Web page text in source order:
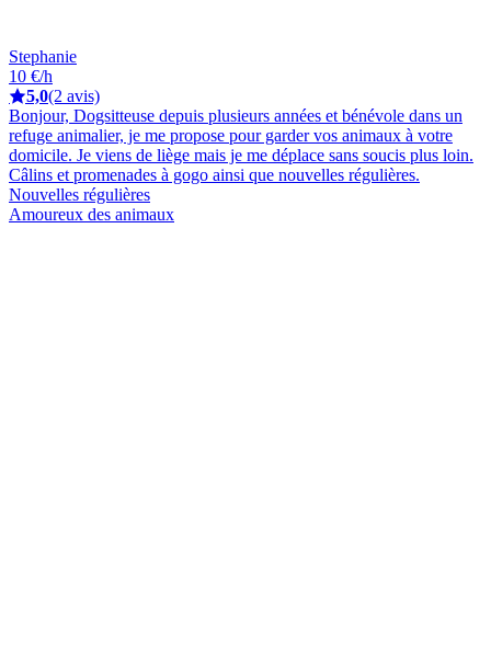
Stephanie
10 €/h
5,0(2 avis)
Bonjour, Dogsitteuse depuis plusieurs années et bénévole dans un
refuge animalier, je me propose pour garder vos animaux à votre
domicile. Je viens de liège mais je me déplace sans soucis plus loin.
Câlins et promenades à gogo ainsi que nouvelles régulières.
Nouvelles régulières
Amoureux des animaux